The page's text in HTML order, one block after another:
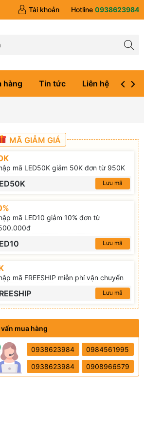
Tài khoản Hotline 0938623984
hàng Tin tức Liên hệ
MÃ GIẢM GIÁ
mã LED50K giảm 50K đơn từ 950K
Lưu mã
mã LED10 giảm 10% đơn từ
Lưu mã
mã FREESHIP miễn phí vận chuyển
Lưu mã
mua hàng
0938623984 0984561995
0938623984 0908966579